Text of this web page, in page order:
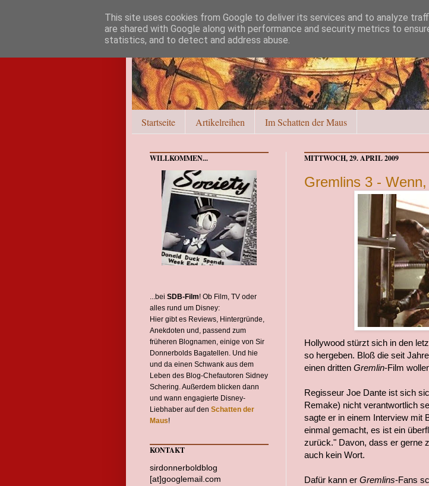
Startseite Artikelreihen Im Schatten der Maus
MITTWOCH, 29. APRIL 2009
Gremlins 3 -
Hollywood stürzt sich in den
so hergeben. Bloß die seit
einen dritten Gremlin-Film
Regisseur Joe Dante ist sich
Remake) nicht verantwortlich
sagte er in einem Interview mit
einmal gemacht, es ist ein
zurück." Davon, dass er gerne
auch kein Wort.
Dafür kann er Gremlins-Fans
WILLKOMMEN...
...bei SDB-Film! Ob Film, TV oder
alles rund um Disney:
Hier gibt es Reviews, Hintergründe,
Anekdoten und, passend zum
früheren Blognamen, einige von Sir
Donnerbolds Bagatellen. Und hie
und da einen Schwank aus dem
Leben des Blog-Chefautoren Sidney
Schering. Außerdem blicken dann
und wann engagierte Disney-
Liebhaber auf den Schatten der
Maus!
KONTAKT
sirdonnerboldblog
[at]googlemail.com
This site uses cookies from Google to deliver its services and to analyze
are shared with Google along with performance and security metrics to
statistics, and to detect and address abuse.